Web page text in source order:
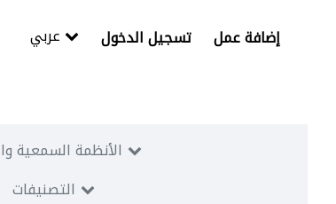
تسجيل الدخول إضافة عمل
الأنظمة السمعية
التصنيفات